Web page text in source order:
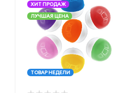
ХИТ ПРОДАЖ
ЛУЧШАЯ ЦЕНА
ТОВАР НЕДЕЛИ